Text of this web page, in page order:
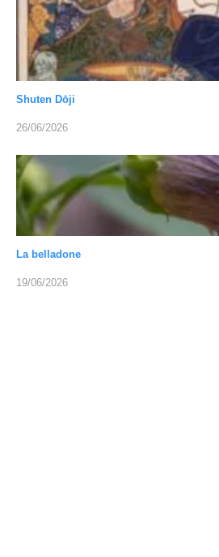
Shuten Dōji
26/06/2026
La belladone
19/06/2026